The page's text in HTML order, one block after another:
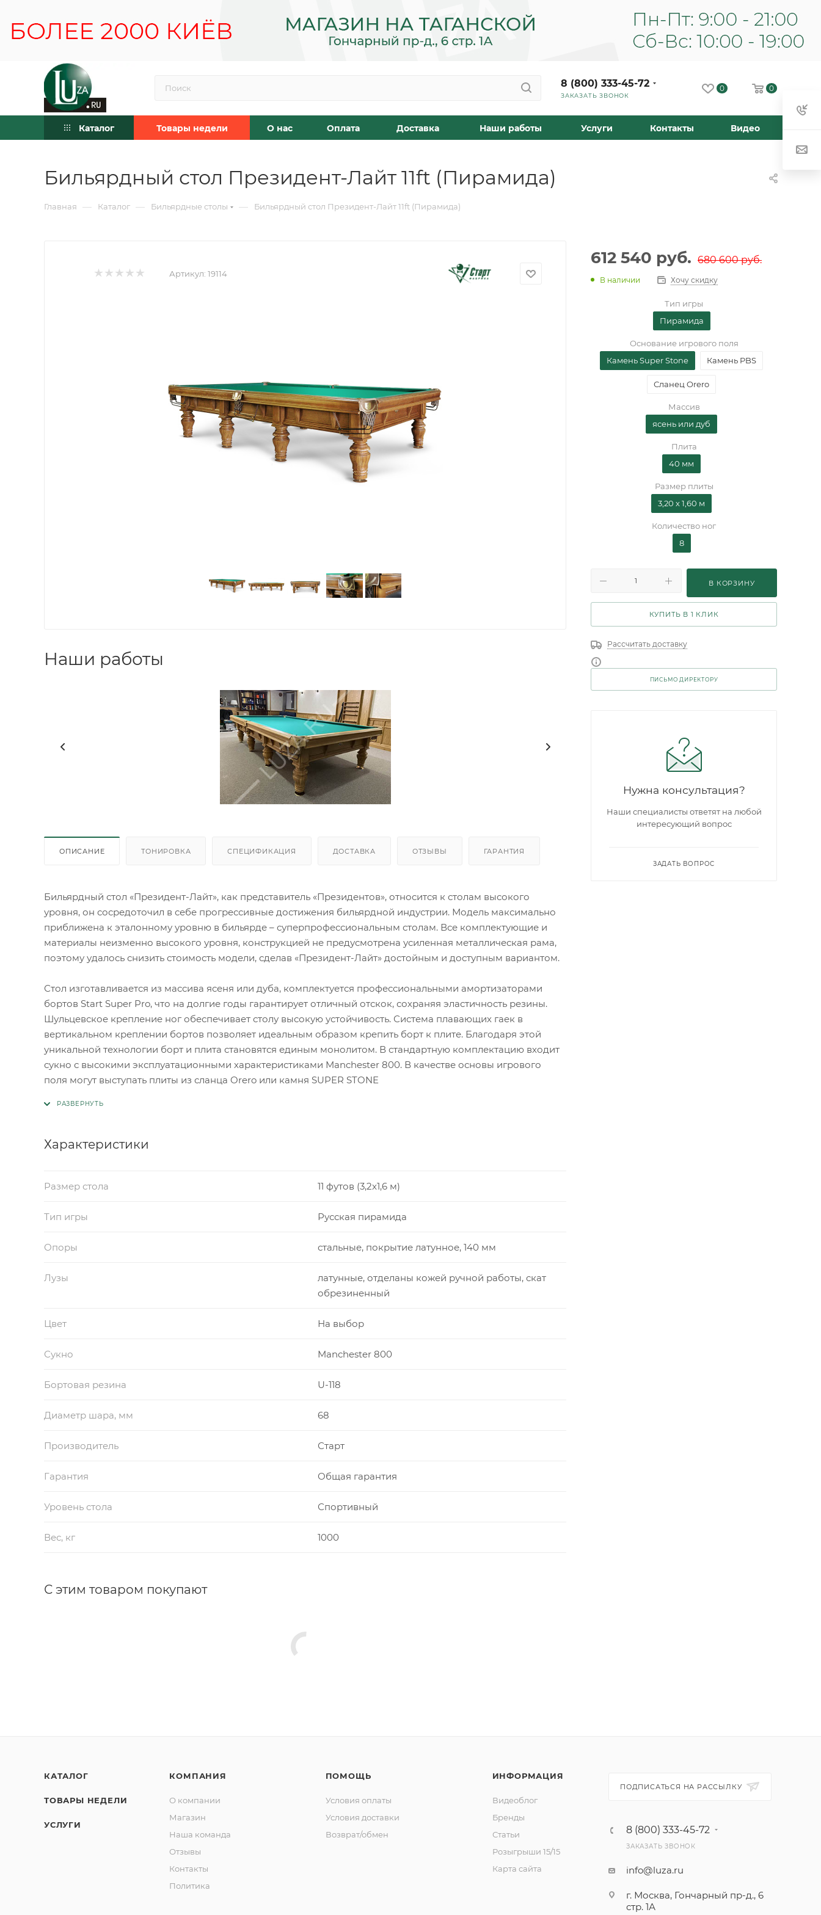
8 (800) 333-45-72
ЗАКАЗАТЬ ЗВОНОК
0 0
Каталог Товары недели О нас Оплата Доставка Наши работы Услуги Контакты Видео
Бильярдный стол Президент-Лайт 11ft (Пирамида)
Главная — Каталог — Бильярдные столы — Бильярдный стол Президент-Лайт 11ft (Пирамида)
Артикул: 19114
Наши работы
ОПИСАНИЕ ТОНИРОВКА СПЕЦИФИКАЦИЯ ДОСТАВКА ОТЗЫВЫ ГАРАНТИЯ
Бильярдный стол «Президент-Лайт», как представитель «Президентов», относится к столам высокого
уровня, он сосредоточил в себе прогрессивные достижения бильярдной индустрии. Модель максимально
приближена к эталонному уровню в бильярде – суперпрофессиональным столам. Все комплектующие и
материалы неизменно высокого уровня, конструкцией не предусмотрена усиленная металлическая рама,
поэтому удалось снизить стоимость модели, сделав «Президент-Лайт» достойным и доступным вариантом.
Стол изготавливается из массива ясеня или дуба, комплектуется профессиональными амортизаторами
бортов Start Super Pro, что на долгие годы гарантирует отличный отскок, сохраняя эластичность резины.
Шульцевское крепление ног обеспечивает столу высокую устойчивость. Система плавающих гаек в
вертикальном креплении бортов позволяет идеальным образом крепить борт к плите. Благодаря этой
уникальной технологии борт и плита становятся единым монолитом. В стандартную комплектацию входит
сукно с высокими эксплуатационными характеристиками Manchester 800. В качестве основы игрового
поля могут выступать плиты из сланца Orero или камня SUPER STONE
Характеристики
Размер стола 11 футов (3,2x1,6 м)
Тип игры Русская пирамида
Опоры стальные, покрытие латунное, 140 мм
Лузы
латунные, отделаны кожей ручной работы, скат
обрезиненный
Цвет На выбор
Сукно Manchester 800
Бортовая резина U-118
Диаметр шара, мм 68
Производитель Старт
Гарантия Общая гарантия
Уровень стола Спортивный
Вес, кг 1000
С этим товаром покупают
612 540 руб. 680 600руб.
В наличии Хочу скидку
Тип игры
Пирамида
Основание игрового поля
Камень Super Stone
Камень PBS
Сланец Orero
Массив
ясень или дуб
Плита
40 мм
Размер плиты
3,20 х 1,60 м
Количество ног
8
В КОРЗИНУ
КУПИТЬ В 1 КЛИК
Рассчитать доставку
ПИСЬМО ДИРЕКТОРУ
Нужна консультация?
Наши специалисты ответят на любой
интересующий вопрос
ЗАДАТЬ ВОПРОС
КАТАЛОГ
ТОВАРЫ НЕДЕЛИ
УСЛУГИ
КОМПАНИЯ
О компании
Магазин
Наша команда
Отзывы
Контакты
Политика
ПОМОЩЬ
Условия оплаты
Условия доставки
Возврат/обмен
ИНФОРМАЦИЯ
Видеоблог
Бренды
Статьи
Розыгрыши 15/15
Карта сайта
ПОДПИСАТЬСЯ НА РАССЫЛКУ
8 (800) 333-45-72
ЗАКАЗАТЬ ЗВОНОК
info@luza.ru
г. Москва, Гончарный пр-д., 6
стр. 1А